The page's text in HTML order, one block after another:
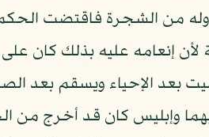
من الشجرة فاقتضت الحكمة
لأن إنعامه عليه بذلك كان
بعد الإحياء ويسقم بعد
وإبليس كان قد أخرج من